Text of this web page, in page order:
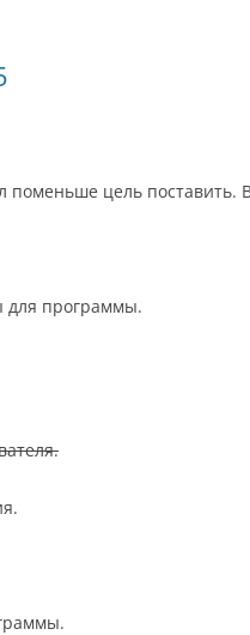
поменьше цель поставить.
для программы.